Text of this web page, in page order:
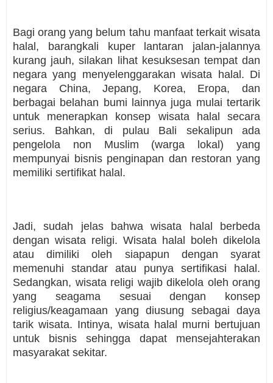
Bagi orang yang belum tahu manfaat terkait wisata
halal, barangkali kuper lantaran jalan-jalannya
kurang jauh, silakan lihat kesuksesan tempat dan
negara yang menyelenggarakan wisata halal. Di
negara China, Jepang, Korea, Eropa, dan
berbagai belahan bumi lainnya juga mulai tertarik
untuk menerapkan konsep wisata halal secara
serius. Bahkan, di pulau Bali sekalipun ada
pengelola non Muslim (warga lokal) yang
mempunyai bisnis penginapan dan restoran yang
memiliki sertifikat halal.
Jadi, sudah jelas bahwa wisata halal berbeda
dengan wisata religi. Wisata halal boleh dikelola
atau dimiliki oleh siapapun dengan syarat
memenuhi standar atau punya sertifikasi halal.
Sedangkan, wisata religi wajib dikelola oleh orang
yang seagama sesuai dengan konsep
religius/keagamaan yang diusung sebagai daya
tarik wisata. Intinya, wisata halal murni bertujuan
untuk bisnis sehingga dapat mensejahterakan
masyarakat sekitar.